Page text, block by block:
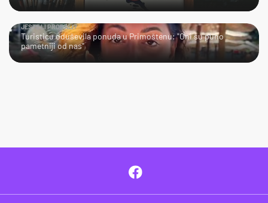
JESTE LI PROBALI?
Turisticu oduševila ponuda u Primoštenu: "Oni su puno
pametniji od nas"